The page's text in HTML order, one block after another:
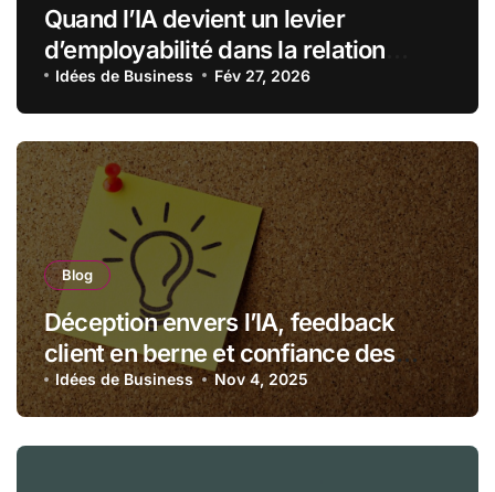
Quand l’IA devient un levier
d’employabilité dans la relation
client
Idées de Business Fév 27, 2026
Blog
Déception envers l’IA, feedback
client en berne et confiance des
consommateurs fragilisée…
comment les marques relèveront-
elles leurs défis en 2026 ?
Idées de Business Nov 4, 2025